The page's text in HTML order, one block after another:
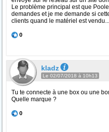
Le problème principal est que
demandes et je me demande si
clients quand le matériel est vendu...
0
kladz
Le 02/07/2018 à 10h13
Tu te connecte à une box ou une
Quelle marque ?
0